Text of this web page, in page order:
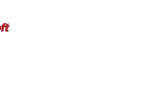
ト株式会社